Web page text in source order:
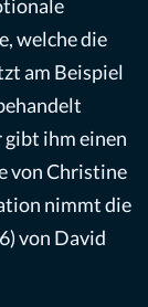
welche die
am Beispiel
gibt ihm einen
von Christine
nimmt die
von David